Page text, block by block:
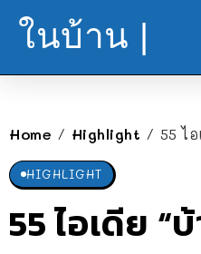
ในบ้าน |
Home / Highlight / 55 ไอเดีย “
HIGHLIGHT
55 ไอเดีย “